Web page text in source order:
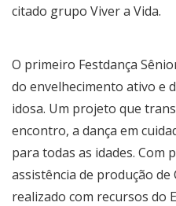
citado grupo Viver a Vida.
O primeiro Festdança
do envelhecimento ativo e
idosa. Um projeto que
encontro, a dança em
para todas as idades. Com
assistência de produção
realizado com recursos do